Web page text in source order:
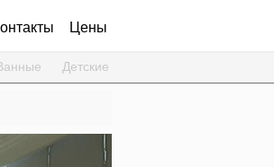
Детские
Цены